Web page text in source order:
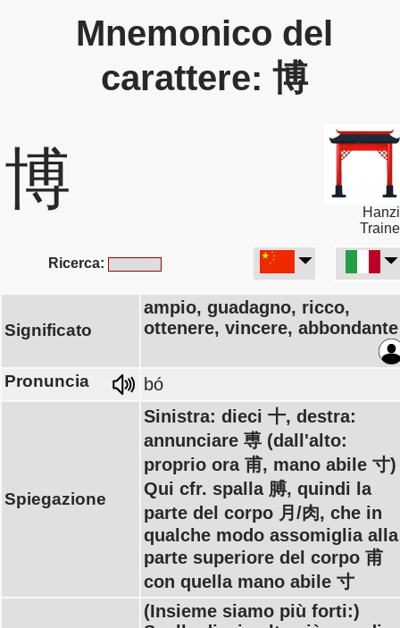
Mnemonico del
carattere: 博
博
Ricerca:
Significato
ampio, guadagno, ricco,
ottenere, vincere, abbondante
Pronuncia bó
Spiegazione
Sinistra: dieci 十, destra:
annunciare 尃 (dall'alto:
proprio ora 甫, mano abile 寸)
Qui cfr. spalla 膊, quindi la
parte del corpo 月/肉, che in
qualche modo assomiglia alla
parte superiore del corpo 甫
con quella mano abile 寸
(Insieme siamo più forti:)